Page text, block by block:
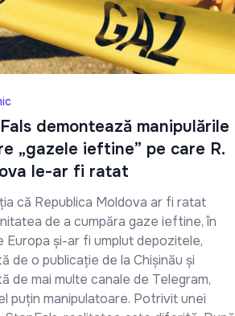
demontează manipulările
„gazele ieftine” pe care R.
le-ar fi ratat
că Republica Moldova ar fi ratat
de a cumpăra gaze ieftine, în
Europa și-ar fi umplut depozitele,
de o publicație de la Chișinău și
de mai multe canale de Telegram,
puțin manipulatoare. Potrivit unei